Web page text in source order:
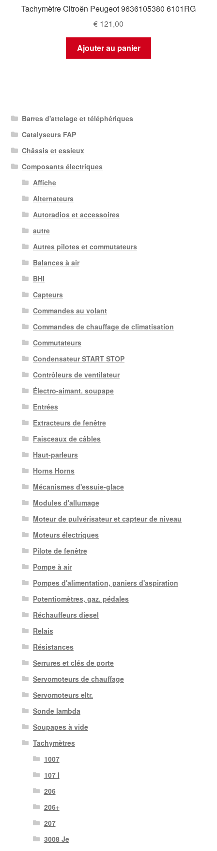
Tachymètre Citroën Peugeot 9636105380 6101RG
€ 121,00
Ajouter au panier
Barres d'attelage et téléphériques
Catalyseurs FAP
Châssis et essieux
Composants électriques
Affiche
Alternateurs
Autoradios et accessoires
autre
Autres pilotes et commutateurs
Balances à air
BHI
Capteurs
Commandes au volant
Commandes de chauffage de climatisation
Commutateurs
Condensateur START STOP
Contrôleurs de ventilateur
Électro-aimant. soupape
Entrées
Extracteurs de fenêtre
Faisceaux de câbles
Haut-parleurs
Horns Horns
Mécanismes d'essuie-glace
Modules d'allumage
Moteur de pulvérisateur et capteur de niveau
Moteurs électriques
Pilote de fenêtre
Pompe à air
Pompes d'alimentation, paniers d'aspiration
Potentiomètres, gaz. pédales
Réchauffeurs diesel
Relais
Résistances
Serrures et clés de porte
Servomoteurs de chauffage
Servomoteurs eltr.
Sonde lambda
Soupapes à vide
Tachymètres
1007
107 I
206
206+
207
3008 Je